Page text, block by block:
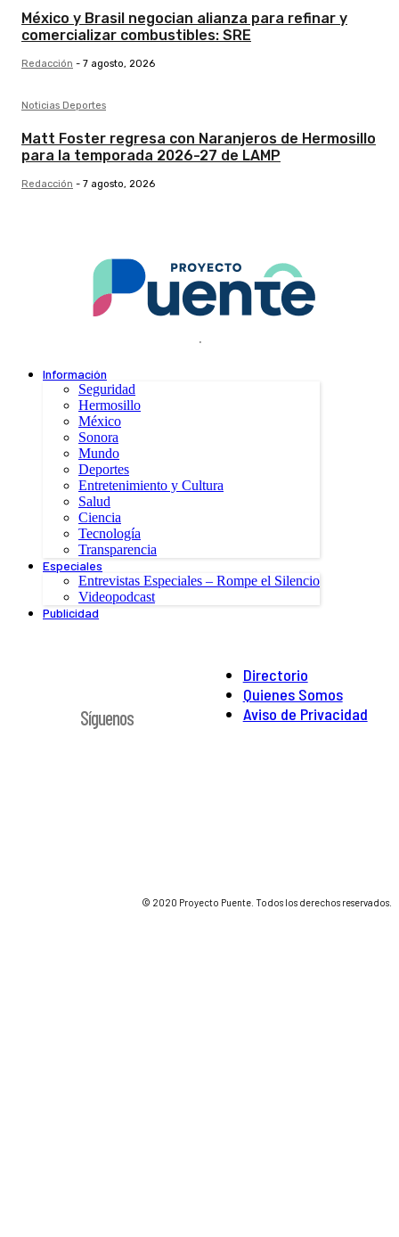
México y Brasil negocian alianza para refinar y
comercializar combustibles: SRE
Redacción - 7 agosto, 2026
Noticias Deportes
Matt Foster regresa con Naranjeros de Hermosillo
para la temporada 2026-27 de LAMP
Redacción - 7 agosto, 2026
.
Información
Seguridad
Hermosillo
México
Sonora
Mundo
Deportes
Entretenimiento y Cultura
Salud
Ciencia
Tecnología
Transparencia
Especiales
Entrevistas Especiales – Rompe el Silencio
Videopodcast
Publicidad
Directorio
Quienes Somos
Aviso de Privacidad
Síguenos
© 2020 Proyecto Puente. Todos los derechos reservados.